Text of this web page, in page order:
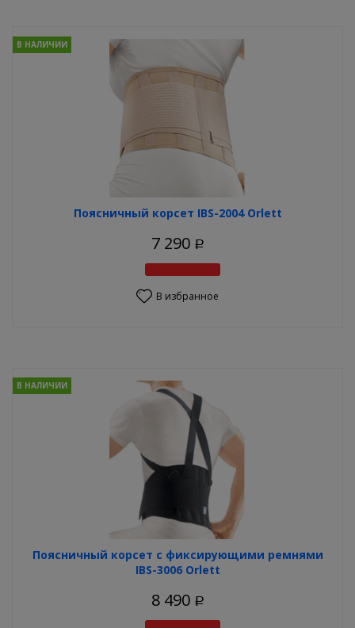
Поясничный корсет IBS-2004 Orlett
В НАЛИЧИИ
7 290 Р
В избранное
Поясничный корсет с фиксирующими ремнями
IBS-3006 Orlett
В НАЛИЧИИ
8 490 Р